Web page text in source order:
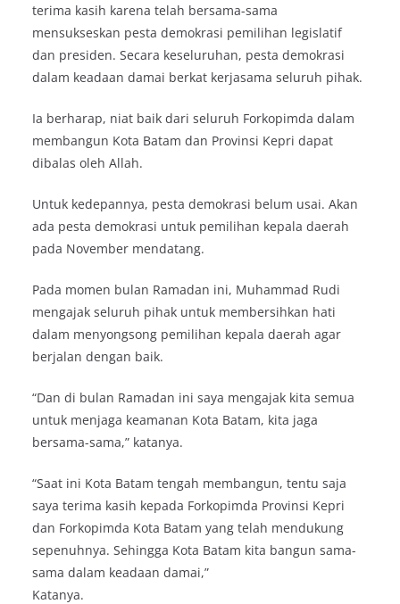
terima kasih karena telah bersama-sama
mensukseskan pesta demokrasi pemilihan legislatif
dan presiden. Secara keseluruhan, pesta demokrasi
dalam keadaan damai berkat kerjasama seluruh pihak.
Ia berharap, niat baik dari seluruh Forkopimda dalam
membangun Kota Batam dan Provinsi Kepri dapat
dibalas oleh Allah.
Untuk kedepannya, pesta demokrasi belum usai. Akan
ada pesta demokrasi untuk pemilihan kepala daerah
pada November mendatang.
Pada momen bulan Ramadan ini, Muhammad Rudi
mengajak seluruh pihak untuk membersihkan hati
dalam menyongsong pemilihan kepala daerah agar
berjalan dengan baik.
“Dan di bulan Ramadan ini saya mengajak kita semua
untuk menjaga keamanan Kota Batam, kita jaga
bersama-sama,” katanya.
“Saat ini Kota Batam tengah membangun, tentu saja
saya terima kasih kepada Forkopimda Provinsi Kepri
dan Forkopimda Kota Batam yang telah mendukung
sepenuhnya. Sehingga Kota Batam kita bangun sama-
sama dalam keadaan damai,”
Katanya.